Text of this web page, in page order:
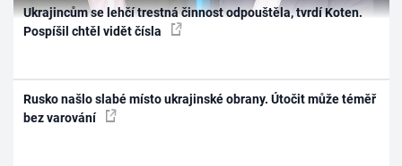
Ukrajincům se lehčí trestná činnost odpouštěla, tvrdí Koten.
Pospíšil chtěl vidět čísla
Rusko našlo slabé místo ukrajinské obrany. Útočit může téměř
bez varování